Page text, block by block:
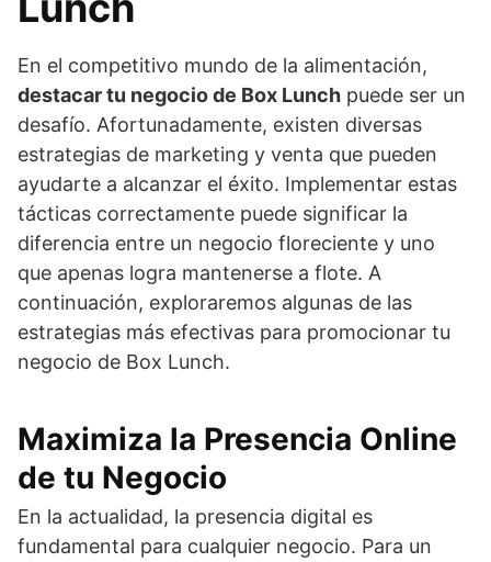
En el competitivo mundo de la alimentación,
destacar tu negocio de Box Lunch puede ser un
desafío. Afortunadamente, existen diversas
estrategias de marketing y venta que pueden
ayudarte a alcanzar el éxito. Implementar estas
tácticas correctamente puede significar la
diferencia entre un negocio floreciente y uno
que apenas logra mantenerse a flote. A
continuación, exploraremos algunas de las
estrategias más efectivas para promocionar tu
negocio de Box Lunch.
Maximiza la Presencia Online
de tu Negocio
En la actualidad, la presencia digital es
fundamental para cualquier negocio. Para un